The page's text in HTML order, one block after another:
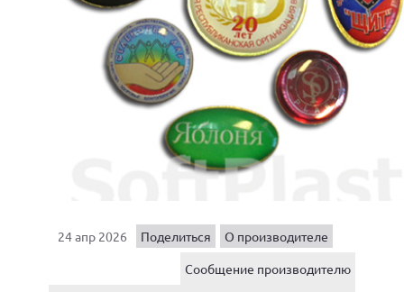
24 апр 2026 Поделиться
О производителе
Сообщение производителю